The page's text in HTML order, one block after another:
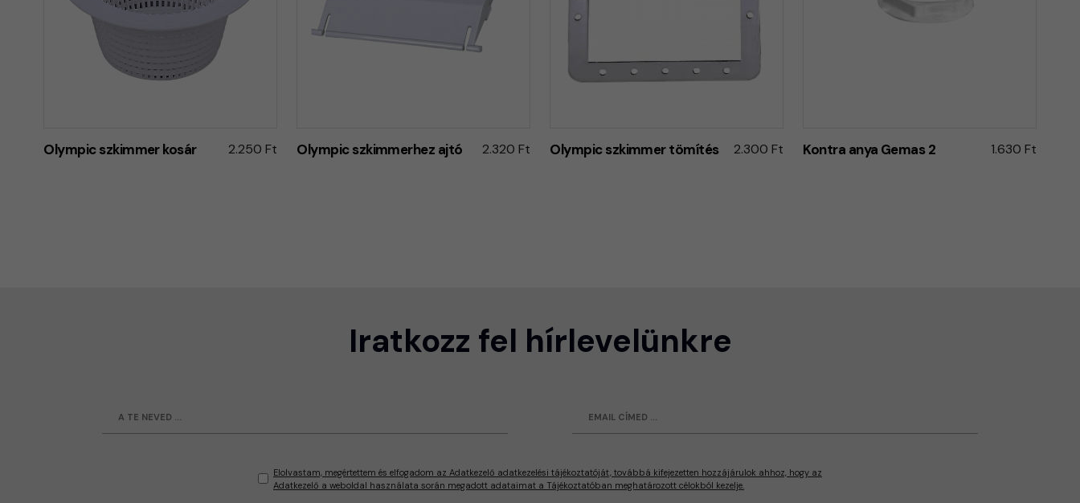
Olympic szkimmer kosár 2.250 Ft Olympic szkimmerhez ajtó 2.320 Ft Olympic szkimmer tömítés 2.300 Ft Kontra anya Gemas 2 1.630 Ft
Iratkozz fel hírlevelünkre
Elolvastam, megértettem és elfogadom az Adatkezelő adatkezelési tájékoztatóját, továbbá kifejezetten hozzájárulok ahhoz, hogy az
Adatkezelő a weboldal használata során megadott adataimat a Tájékoztatóban meghatározott célokból kezelje.